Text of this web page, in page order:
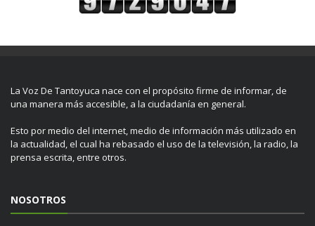
La Voz De Tantoyuca nace con el propósito firme de informar, de
una manera más accesible, a la ciudadanía en general.
Esto por medio del internet, medio de información más utilizado en
la actualidad, el cual ha rebasado el uso de la televisión, la radio, la
prensa escrita, entre otros.
NOSOTROS